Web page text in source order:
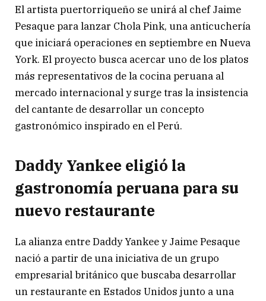
El artista puertorriqueño se unirá al chef Jaime
Pesaque para lanzar Chola Pink, una anticuchería
que iniciará operaciones en septiembre en Nueva
York. El proyecto busca acercar uno de los platos
más representativos de la cocina peruana al
mercado internacional y surge tras la insistencia
del cantante de desarrollar un concepto
gastronómico inspirado en el Perú.
Daddy Yankee eligió la
gastronomía peruana para su
nuevo restaurante
La alianza entre Daddy Yankee y Jaime Pesaque
nació a partir de una iniciativa de un grupo
empresarial británico que buscaba desarrollar
un restaurante en Estados Unidos junto a una